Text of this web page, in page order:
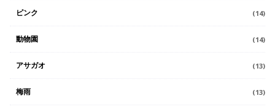
ピンク (14)
動物園 (14)
アサガオ (13)
梅雨 (13)